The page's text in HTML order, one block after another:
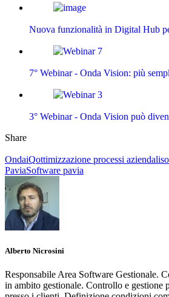
Nuova funzionalità in Digital Hub
7° Webinar - Onda Vision: più
3° Webinar - Onda Vision può
Share
OndaiQottimizzazione processi aziendali
PaviaSoftware pavia
Alberto Nicrosini
Responsabile Area Software Gestionale.
in ambito gestionale. Controllo e gestione